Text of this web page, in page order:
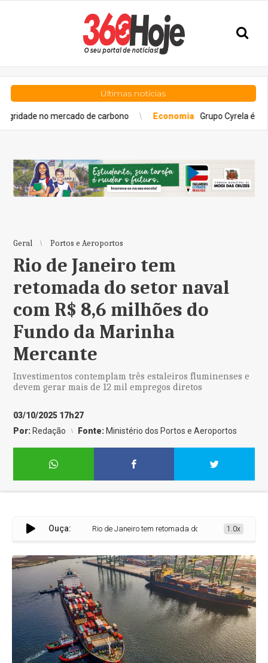
Últimas notícias
mercado de carbono Economia Grupo Cyrela é
Geral Portos e Aeroportos
Rio de Janeiro tem
retomada do setor naval
com R$ 8,6 milhões do
Fundo da Marinha
Mercante
Investimentos contemplam três estaleiros fluminenses e
devem gerar mais de 12 mil empregos diretos
03/10/2025 17h27
Por: Redação Fonte: Ministério dos Portos e Aeroportos
Ouça: Rio de Janeiro tem retomada do setor naval com R$
1.0x